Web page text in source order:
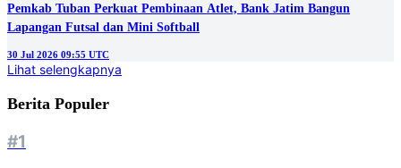
Pemkab Tuban Perkuat Pembinaan Atlet, Bank Jatim Bangun
Lapangan Futsal dan Mini Softball
30 Jul 2026 09:55 UTC
Lihat selengkapnya
Berita Populer
#1